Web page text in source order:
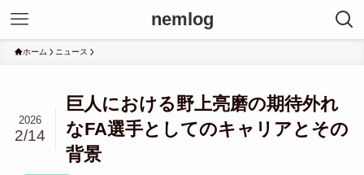
nemlog
ホーム ニュース
巨人における野上亮磨の期待外れ
なFA選手としてのキャリアとその
背景
2026
2/14